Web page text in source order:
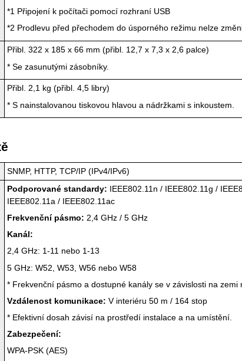
*1 Připojení k počítači pomocí rozhraní USB
*2 Prodlevu před přechodem do úsporného režimu nelze
Přibl. 322 x 185 x 66 mm (přibl. 12,7 x 7,3 x 2,6 palce)
*Se zasunutými zásobníky.
Přibl. 2,1 kg (přibl. 4,5 libry)
*S nainstalovanoutiskovou hlavou a nádržkami s inkoustem
SNMP, HTTP,TCP/IP (IPv4/IPv6)
Podporované standardy: IEEE802.11n / IEEE802.11g /
IEEE802.11a / IEEE802.11ac
Frekvenční pásmo: 2,4 GHz / 5 GHz
Kanál:
2,4 GHz: 1-11 nebo 1-13
5 GHz: W52, W53, W56 nebo W58
* Frekvenční pásmo a dostupné kanály se v závislosti na zemi
Vzdálenost komunikace: V interiéru 50 m / 164 stop
* Efektivní dosah závisí na prostředí instalace a na umístění.
Zabezpečení:
WPA-PSK (AES)